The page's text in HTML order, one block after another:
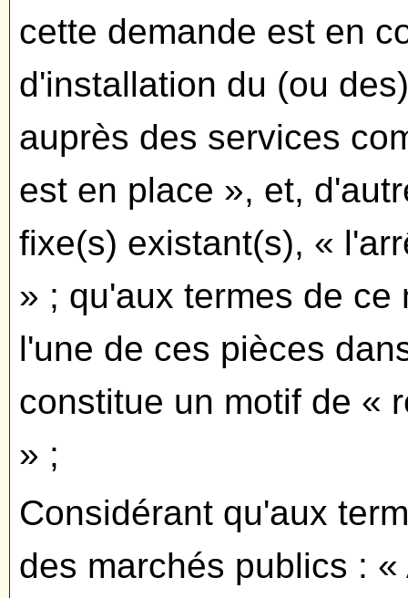
cette demande est en
d'installation du (ou
auprès des services
est en place », et,
fixe(s) existant(s), «
» ; qu'aux termes de
l'une de ces pièces
constitue un motif de «
» ;
Considérant qu'aux
des marchés publics :